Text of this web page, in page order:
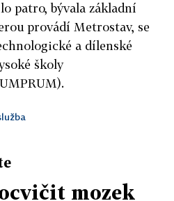
patro, bývala základní
provádí Metrostav, se
a dílenské
školy
mozek